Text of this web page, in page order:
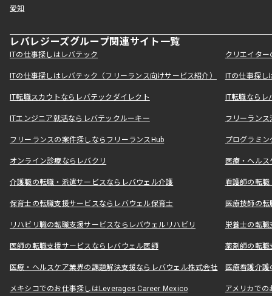
愛知
レバレジーズグループ関連サイト一覧
ITの仕事探しはレバテック クリエイタ
ITの仕事探しはレバテック（フリーランス向けサービス紹介） ITの仕事探
IT転職スカウトならレバテックダイレクト IT転職なら
ITエンジニア就活ならレバテックルーキー フリーラン
フリーランスの案件探しならフリーランスHub プログラミ
オンライン診療ならレバクリ 医療・ヘル
介護職の転職・派遣サービスならレバウェル介護 看護師の転
保育士の転職支援サービスならレバウェル保育士 医療技師の
リハビリ職の転職支援サービスならレバウェルリハビリ 栄養士の転
医師の転職支援サービスならレバウェル医師 薬剤師の転
医療・ヘルスケア業界の課題解決支援ならレバウェル株式会社 医療看護介
メキシコでのお仕事探しはLeverages Career Mexico アメリカで